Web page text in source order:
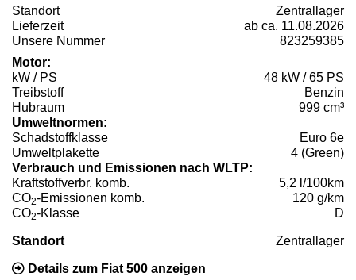
Standort
Zentrallager
Lieferzeit
ab ca. 11.08.2026
Unsere Nummer
823259385
Motor:
kW / PS
48 kW / 65 PS
Treibstoff
Benzin
Hubraum
999 cm³
Umweltnormen:
Schadstoffklasse
Euro 6e
Umweltplakette
4 (Green)
Verbrauch und Emissionen nach WLTP:
Kraftstoffverbr. komb.
5,2 l/100km
CO2-Emissionen komb.
120 g/km
CO2-Klasse D
Standort Zentrallager
Details zum Fiat 500 anzeigen